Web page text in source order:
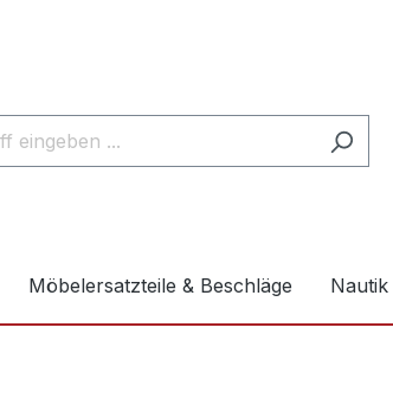
Möbelersatzteile & Beschläge